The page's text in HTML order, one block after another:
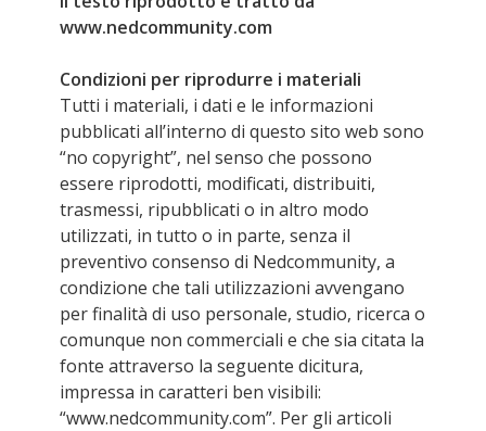
www.nedcommunity.com
Condizioni per riprodurre i materiali
Tutti i materiali, i dati e le informazioni
pubblicati all’interno di questo sito web sono
“no copyright”, nel senso che possono
essere riprodotti, modificati, distribuiti,
trasmessi, ripubblicati o in altro modo
utilizzati, in tutto o in parte, senza il
preventivo consenso di Nedcommunity, a
condizione che tali utilizzazioni avvengano
per finalità di uso personale, studio, ricerca o
comunque non commerciali e che sia citata la
fonte attraverso la seguente dicitura,
impressa in caratteri ben visibili:
“www.nedcommunity.com”. Per gli articoli